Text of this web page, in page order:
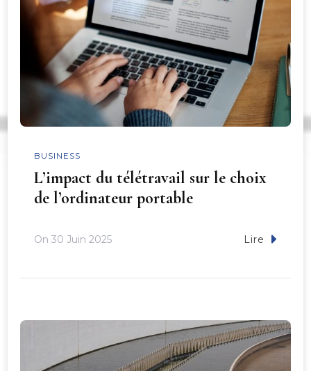
BUSINESS
L’impact du télétravail sur le choix
de l’ordinateur portable
On 30 Juin 2025 Lire